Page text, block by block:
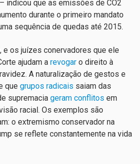
indicou que as emissões de CO2
durante o primeiro mandato
sequência de quedas até 2015.
e os juízes conervadores que ele
ajudam a revogar o direito à
A naturalização de gestos e
que grupos radicais saiam das
supremacia geram conflitos em
racial. Os exemplos são
o extremismo conservador na
se reflete constantemente na vida